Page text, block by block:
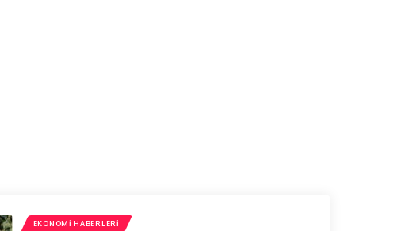
EKONOMI HABERLERI